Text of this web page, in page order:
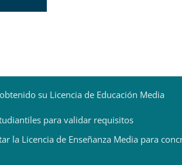
su Licencia de Educación Media
para validar requisitos
la Licencia de Enseñanza Media para